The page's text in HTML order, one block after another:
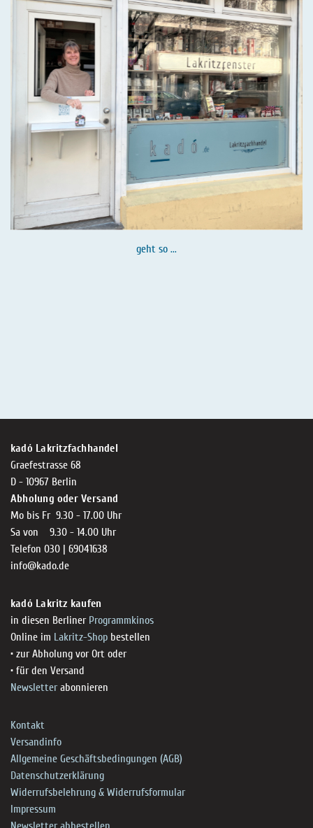
geht so ...
kadó Lakritzfachhandel
Graefestrasse 68
D - 10967 Berlin
Abholung oder Versand
Mo bis Fr 9.30 - 17.00 Uhr
Sa von 9.30 - 14.00 Uhr
Telefon 030 | 69041638
info@kado.de
kadó Lakritz kaufen
in diesen Berliner Programmkinos
Online im Lakritz-Shop bestellen
• zur Abholung vor Ort oder
• für den Versand
Newsletterabonnieren
Kontakt
Versandinfo
Allgemeine Geschäftsbedingungen (AGB)
Datenschutzerklärung
Widerrufsbelehrung & Widerrufsformular
Impressum